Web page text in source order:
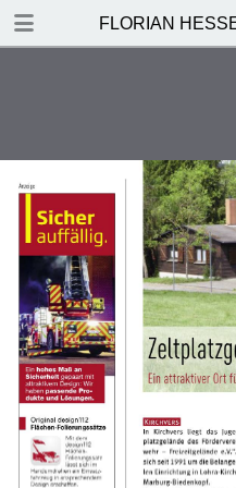
FLORIAN
DOWNLOAD
Florian Hessen 2/2016
Inhalt
Vorwort
Brandheiß
Telegram
Titelgeschichte